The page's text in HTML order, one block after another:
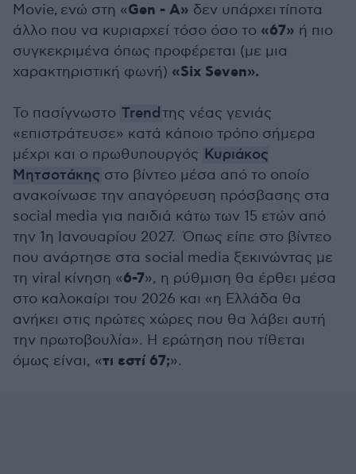
Movie, ενώ στη «Gen - A» δεν υπάρχει τίποτα
άλλο που να κυριαρχεί τόσο όσο το «67» ή πιο
συγκεκριμένα όπως προφέρεται (με μια
χαρακτηριστική φωνή) «Six Seven».
Το πασίγνωστο Trendτης νέας γενιάς
«επιστράτευσε» κατά κάποιο τρόπο σήμερα
μέχρι και ο πρωθυπουργός Κυριάκος
Μητσοτάκης στο βίντεο μέσα από το οποίο
ανακοίνωσε την απαγόρευση πρόσβασης στα
social media για παιδιά κάτω των 15 ετών από
την 1η Ιανουαρίου 2027. Όπως είπε στο βίντεο
που ανάρτησε στα social media ξεκινώντας με
τη viral κίνηση «6-7», η ρύθμιση θα έρθει μέσα
στο καλοκαίρι του 2026 και «η Ελλάδα θα
ανήκει στις πρώτες χώρες που θα λάβει αυτή
την πρωτοβουλία». Η ερώτηση που τίθεται
όμως είναι, «τι εστί 67;».